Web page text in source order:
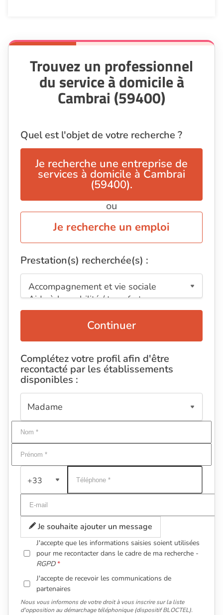
Trouvez un professionnel
du service à domicile à
Cambrai (59400)
Quel est l'objet de votre recherche ?
Je recherche une entreprise de
services à domicile à Cambrai
(59400).
ou
Je recherche un emploi
Prestation(s) recherchée(s) :
Continuer
Complétez votre profil afin d'être
recontacté par les établissements
disponibles :
+33
Je souhaite ajouter un message
J'accepte que les informations saisies soient utilisées
pour me recontacter dans le cadre de ma recherche -
RGPD
J'accepte de recevoir les communications de
partenaires
Nous vous informons de votre droit à vous inscrire sur la liste
d'opposition au démarchage téléphonique (dispositif BLOCTEL).